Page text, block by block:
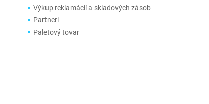
Výkup reklamácií a skladových zásob
Partneri
Paletový tovar